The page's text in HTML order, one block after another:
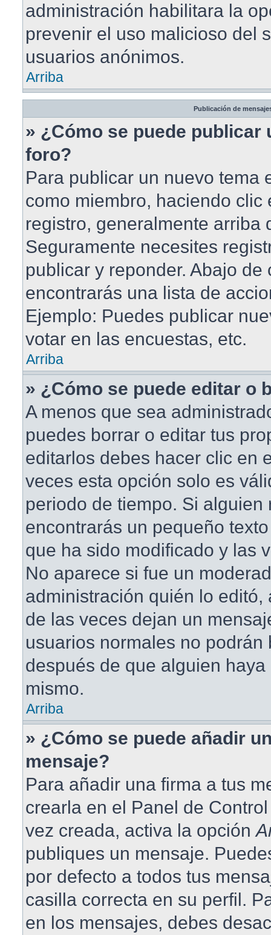
administración habilitara la
prevenir el uso malicioso del
usuarios anónimos.
Arriba
Publicación de
» ¿Cómo se puede publicar
foro?
Para publicar un nuevo tema
como miembro, haciendo clic
registro, generalmente arriba
Seguramente necesites
publicar y reponder. Abajo de
encontrarás una lista de
Ejemplo: Puedes publicar
votar en las encuestas, etc.
Arriba
» ¿Cómo se puede editar o
A menos que sea
puedes borrar o editar tus
editarlos debes hacer clic en
veces esta opción solo es
periodo de tiempo. Si alguien
encontrarás un pequeño
que ha sido modificado y las
No aparece si fue un
administración quién lo editó,
de las veces dejan un
usuarios normales no podrán
después de que alguien
mismo.
Arriba
» ¿Cómo se puede añadir
mensaje?
Para añadir una firma a tus
crearla en el Panel de
vez creada, activa la opción
publiques un mensaje.
por defecto a todos tus
casilla correcta en su perfil.
en los mensajes, debes